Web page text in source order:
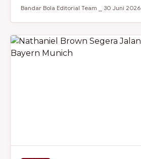
Bandar Bola Editorial Team ⎯ 30 Juni 2026